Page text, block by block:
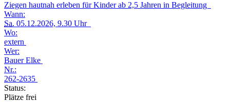
Ziegen hautnah erleben für Kinder ab 2,5 Jahren in Begleitung
Wann:
Sa. 05.12.2026, 9.30 Uhr
Wo:
extern
Wer:
Bauer Elke
Nr.:
262-2635
Status:
Plätze frei